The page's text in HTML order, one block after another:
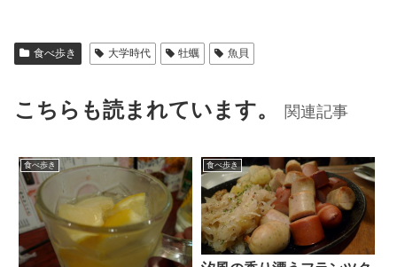
食べ歩き 大学時代 牡蠣 魚貝
こちらも読まれています。 関連記事
食べ歩き 食べ歩き